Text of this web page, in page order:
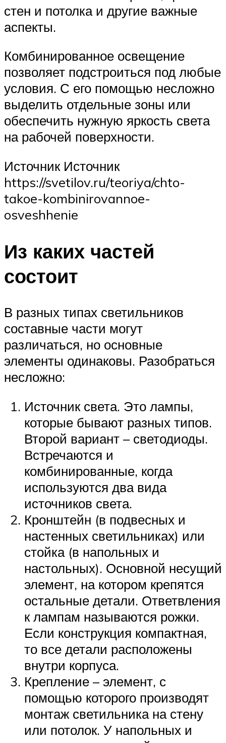
стен и потолка и другие важные
аспекты.
Комбинированное освещение
позволяет подстроиться под любые
условия. С его помощью несложно
выделить отдельные зоны или
обеспечить нужную яркость света
на рабочей поверхности.
Источник Источник
https://svetilov.ru/teoriya/chto-
takoe-kombinirovannoe-
osveshhenie
Из каких частей
состоит
В разных типах светильников
составные части могут
различаться, но основные
элементы одинаковы. Разобраться
несложно:
Источник света. Это лампы,
которые бывают разных типов.
Второй вариант – светодиоды.
Встречаются и
комбинированные, когда
используются два вида
источников света.
Кронштейн (в подвесных и
настенных светильниках) или
стойка (в напольных и
настольных). Основной несущий
элемент, на котором крепятся
остальные детали. Ответвления
к лампам называются рожки.
Если конструкция компактная,
то все детали расположены
внутри корпуса.
Крепление – элемент, с
помощью которого производят
монтаж светильника на стену
или потолок. У напольных и